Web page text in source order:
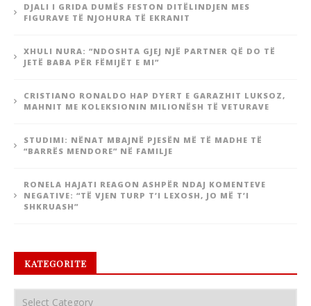
DJALI I GRIDA DUMËS FESTON DITËLINDJEN MES
FIGURAVE TË NJOHURA TË EKRANIT
XHULI NURA: “NDOSHTA GJEJ NJË PARTNER QË DO TË
JETË BABA PËR FËMIJËT E MI”
CRISTIANO RONALDO HAP DYERT E GARAZHIT LUKSOZ,
MAHNIT ME KOLEKSIONIN MILIONËSH TË VETURAVE
STUDIMI: NËNAT MBAJNË PJESËN MË TË MADHE TË
“BARRËS MENDORE” NË FAMILJE
RONELA HAJATI REAGON ASHPËR NDAJ KOMENTEVE
NEGATIVE: “TË VJEN TURP T’I LEXOSH, JO MË T’I
SHKRUASH”
KATEGORITE